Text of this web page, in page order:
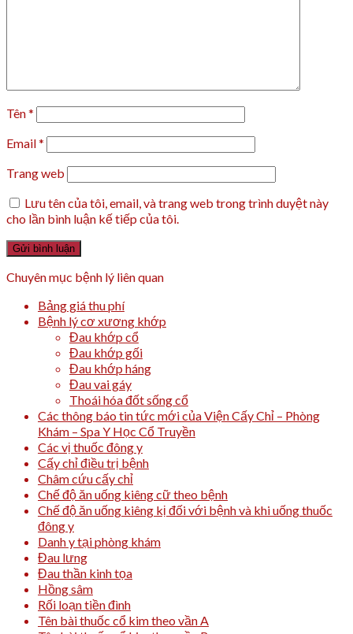
Tên*
Email*
Trang web
Lưu tên của tôi, email, và trang web trong trình duyệt này
cho lần bình luận kế tiếp của tôi.
Chuyên mục bệnh lý liên quan
Bảng giá thu phí
Bệnh lý cơ xương khớp
Đau khớp cổ
Đau khớp gối
Đau khớp háng
Đau vai gáy
Thoái hóa đốt sống cổ
Các thông báo tin tức mới của Viện Cấy Chỉ – Phòng
Khám – Spa Y Học Cổ Truyền
Các vị thuốc đông y
Cấy chỉ điều trị bệnh
Châm cứu cấy chỉ
Chế độ ăn uống kiêng cữ theo bệnh
Chế độ ăn uống kiêng kị đối với bệnh và khi uống thuốc
đông y
Danh y tại phòng khám
Đau lưng
Đau thần kinh tọa
Hồng sâm
Rối loạn tiền đình
Tên bài thuốc cổ kim theo vần A